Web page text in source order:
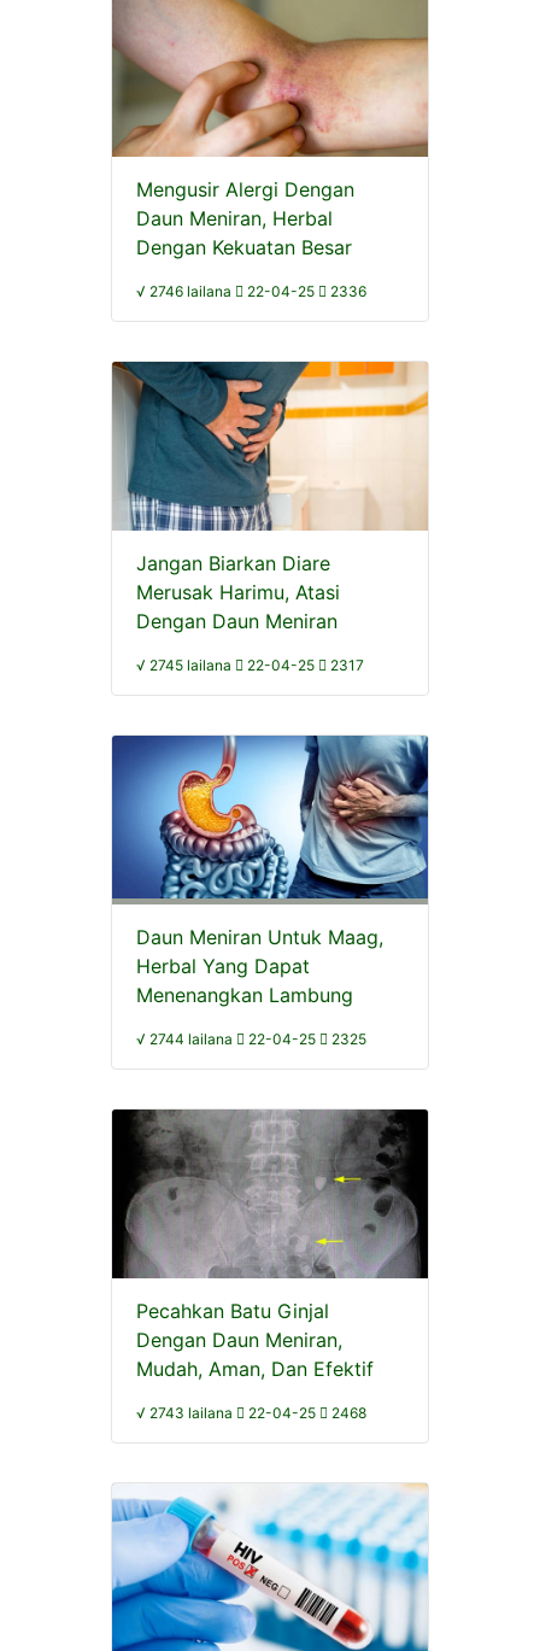
Mengusir Alergi Dengan
Daun Meniran, Herbal
Dengan Kekuatan Besar
√ 2746 lailana 22-04-25 2336
Jangan Biarkan Diare
Merusak Harimu, Atasi
Dengan Daun Meniran
√ 2745 lailana 22-04-25 2317
Daun Meniran Untuk Maag,
Herbal Yang Dapat
Menenangkan Lambung
√ 2744 lailana 22-04-25 2325
Pecahkan Batu Ginjal
Dengan Daun Meniran,
Mudah, Aman, Dan Efektif
√ 2743 lailana 22-04-25 2468